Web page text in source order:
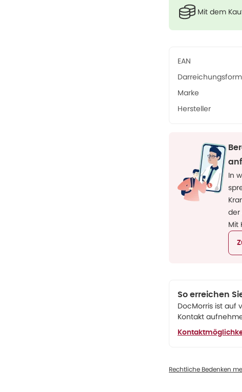
Mit dem
EAN
Darreichungsform
Marke
Hersteller
In
der
Mit
So erreichen
DocMorris ist auf
Kontakt
Rechtliche Bedenken